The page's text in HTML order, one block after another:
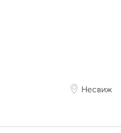
Несвиж